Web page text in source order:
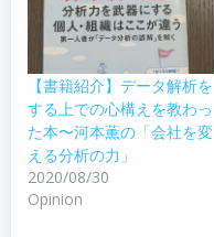
【書籍紹介】データ解析を
する上での心構えを教わっ
た本〜河本薫の「会社を変
える分析の力」
2020/08/30
Opinion